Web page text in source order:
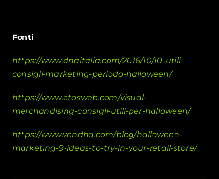
Fonti
https://www.dnaitalia.com/2016/10/10-utili-
consigli-marketing-periodo-halloween/
https://www.etosweb.com/visual-
merchandising-consigli-utili-per-halloween/
https://www.vendhq.com/blog/halloween-
marketing-9-ideas-to-try-in-your-retail-store/